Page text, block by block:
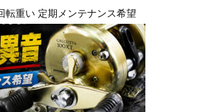
転重い 定期メンテナンス希望